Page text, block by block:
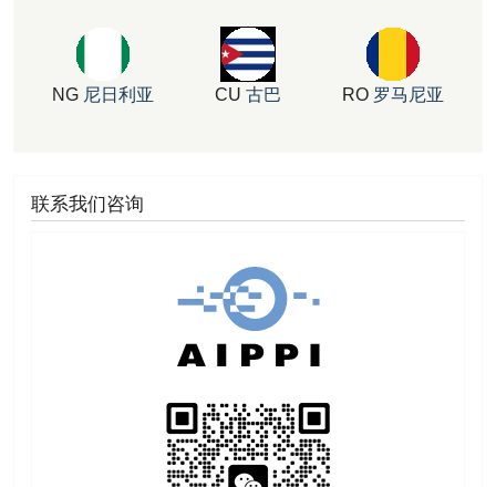
NG 尼日利亚 CU 古巴 RO 罗马尼亚
联系我们咨询